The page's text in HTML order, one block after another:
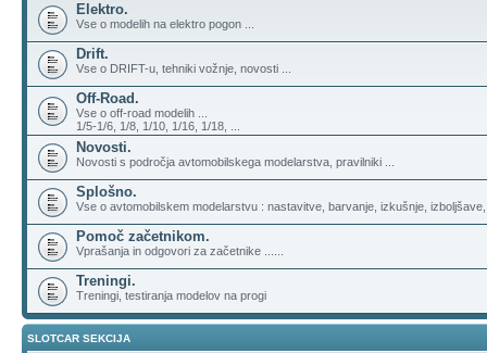
Elektro.
Vse o modelih na elektro pogon ...
Drift.
Vse o DRIFT-u, tehniki vožnje, novosti ...
Off-Road.
Vse o off-road modelih ...
1/5-1/6, 1/8, 1/10, 1/16, 1/18, ...
Novosti.
Novosti s področja avtomobilskega modelarstva, pravilniki ...
Splošno.
Vse o avtomobilskem modelarstvu : nastavitve, barvanje, izkušnje,
Pomoč začetnikom.
Vprašanja in odgovori za začetnike ......
Treningi.
Treningi, testiranja modelov na progi
SLOTCAR SEKCIJA